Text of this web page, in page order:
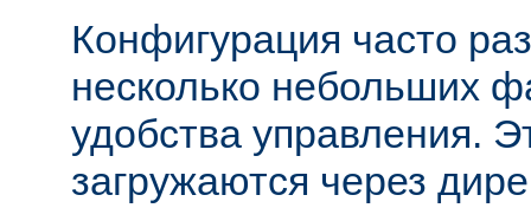
Конфигурация часто
несколько небольших
удобства управления.
загружаются через